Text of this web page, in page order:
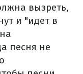
вызреть,
и "идет в
песня не